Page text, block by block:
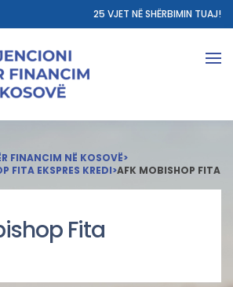
25 VJET NË SHËRBIMIN TUAJ!
FINANCIM NË KOSOVË>
FITA EKSPRES KREDI>AFK MOBISHOP FITA
Fita